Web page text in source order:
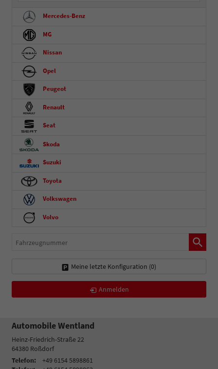
Mercedes-Benz
MG
Nissan
Opel
Peugeot
Renault
Seat
Skoda
Suzuki
Toyota
Volkswagen
Volvo
Fahrzeugnummer
Meine letzte Konfiguration (0)
Anmelden
Automobile Wentland
Heinz-Friedrich-Straße 22
64380 Roßdorf
Telefon:
+49 6154 5898861